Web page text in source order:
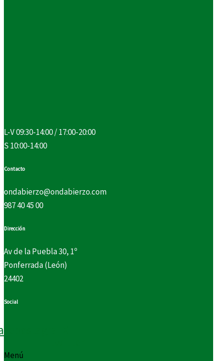
L-V 09:30-14:00 / 17:00-20:00
S 10:00-14:00
Contacto
ondabierzo@ondabierzo.com
987 40 45 00
Dirección
Av de la Puebla 30, 1º
Ponferrada (León)
24402
Social
Menú